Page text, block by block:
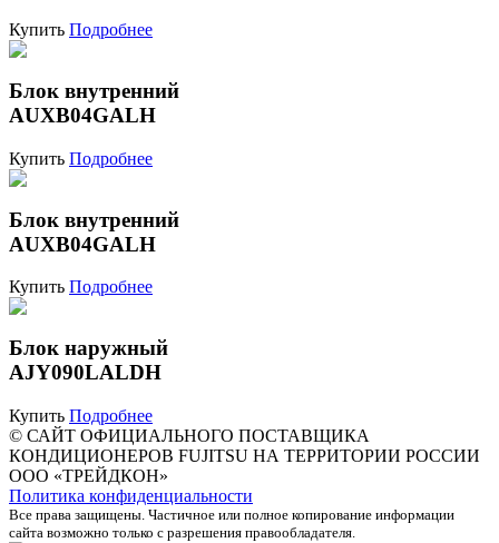
Купить Подробнее
Блок внутренний
AUXB04GALH
Купить Подробнее
Блок внутренний
AUXB04GALH
Купить Подробнее
Блок наружный
AJY090LALDH
Купить Подробнее
© САЙТ ОФИЦИАЛЬНОГО ПОСТАВЩИКА
КОНДИЦИОНЕРОВ FUJITSU НА ТЕРРИТОРИИ РОССИИ
ООО «ТРЕЙДКОН»
Политика конфиденциальности
Все права защищены. Частичное или полное копирование информации
сайта возможно только с разрешения правообладателя.